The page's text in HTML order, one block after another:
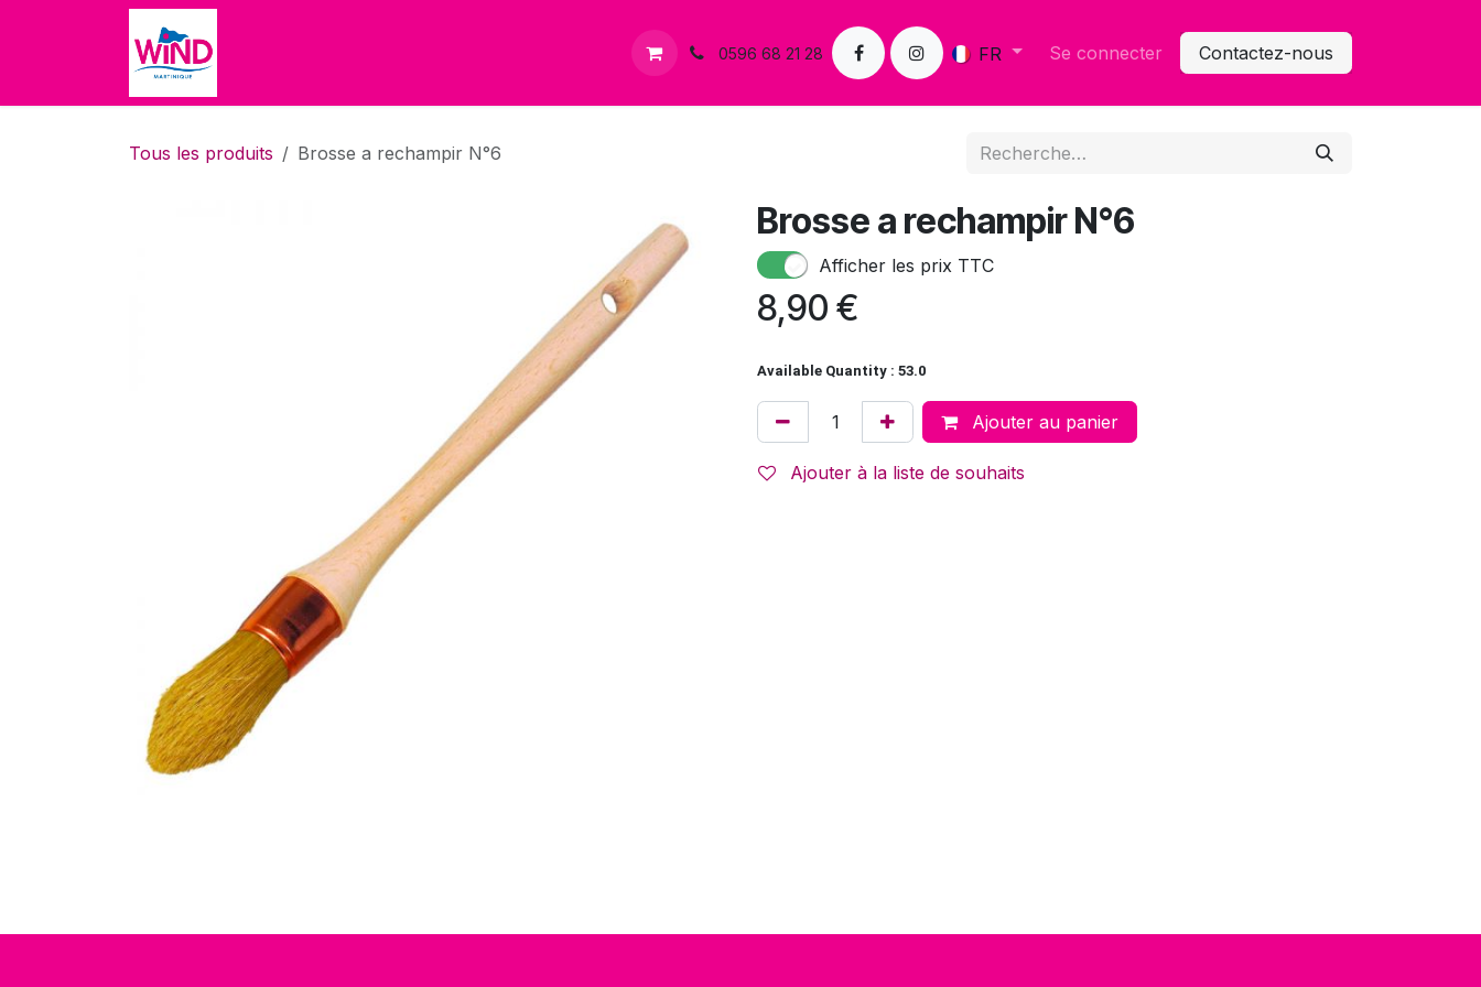
Se rendre au contenu
Contactez-nous 0596 68 21 28 FR Se connecter Contactez-nous
Tous les produits Brosse a rechampir N°6
Brosse a rechampir N°6
Afficher les prix TTC
8,90 €
Available Quantity : 53.0
Ajouter au panier
Ajouter à la liste de souhaits